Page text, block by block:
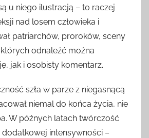
u niego ilustracją – to raczej
nad losem człowieka i
patriarchów, proroków, sceny
odnaleźć można
jak i osobisty komentarz.
szła w parze z niegasnącą
niemal do końca życia, nie
W późnych latach twórczość
dodatkowej intensywności –